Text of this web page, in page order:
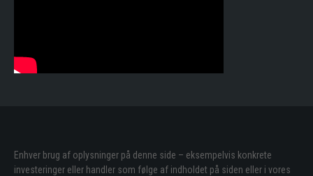
Enhver brug af oplysninger på denne side – eksempelvis konkrete
investeringer eller handler som følge af indholdet på siden eller i vores